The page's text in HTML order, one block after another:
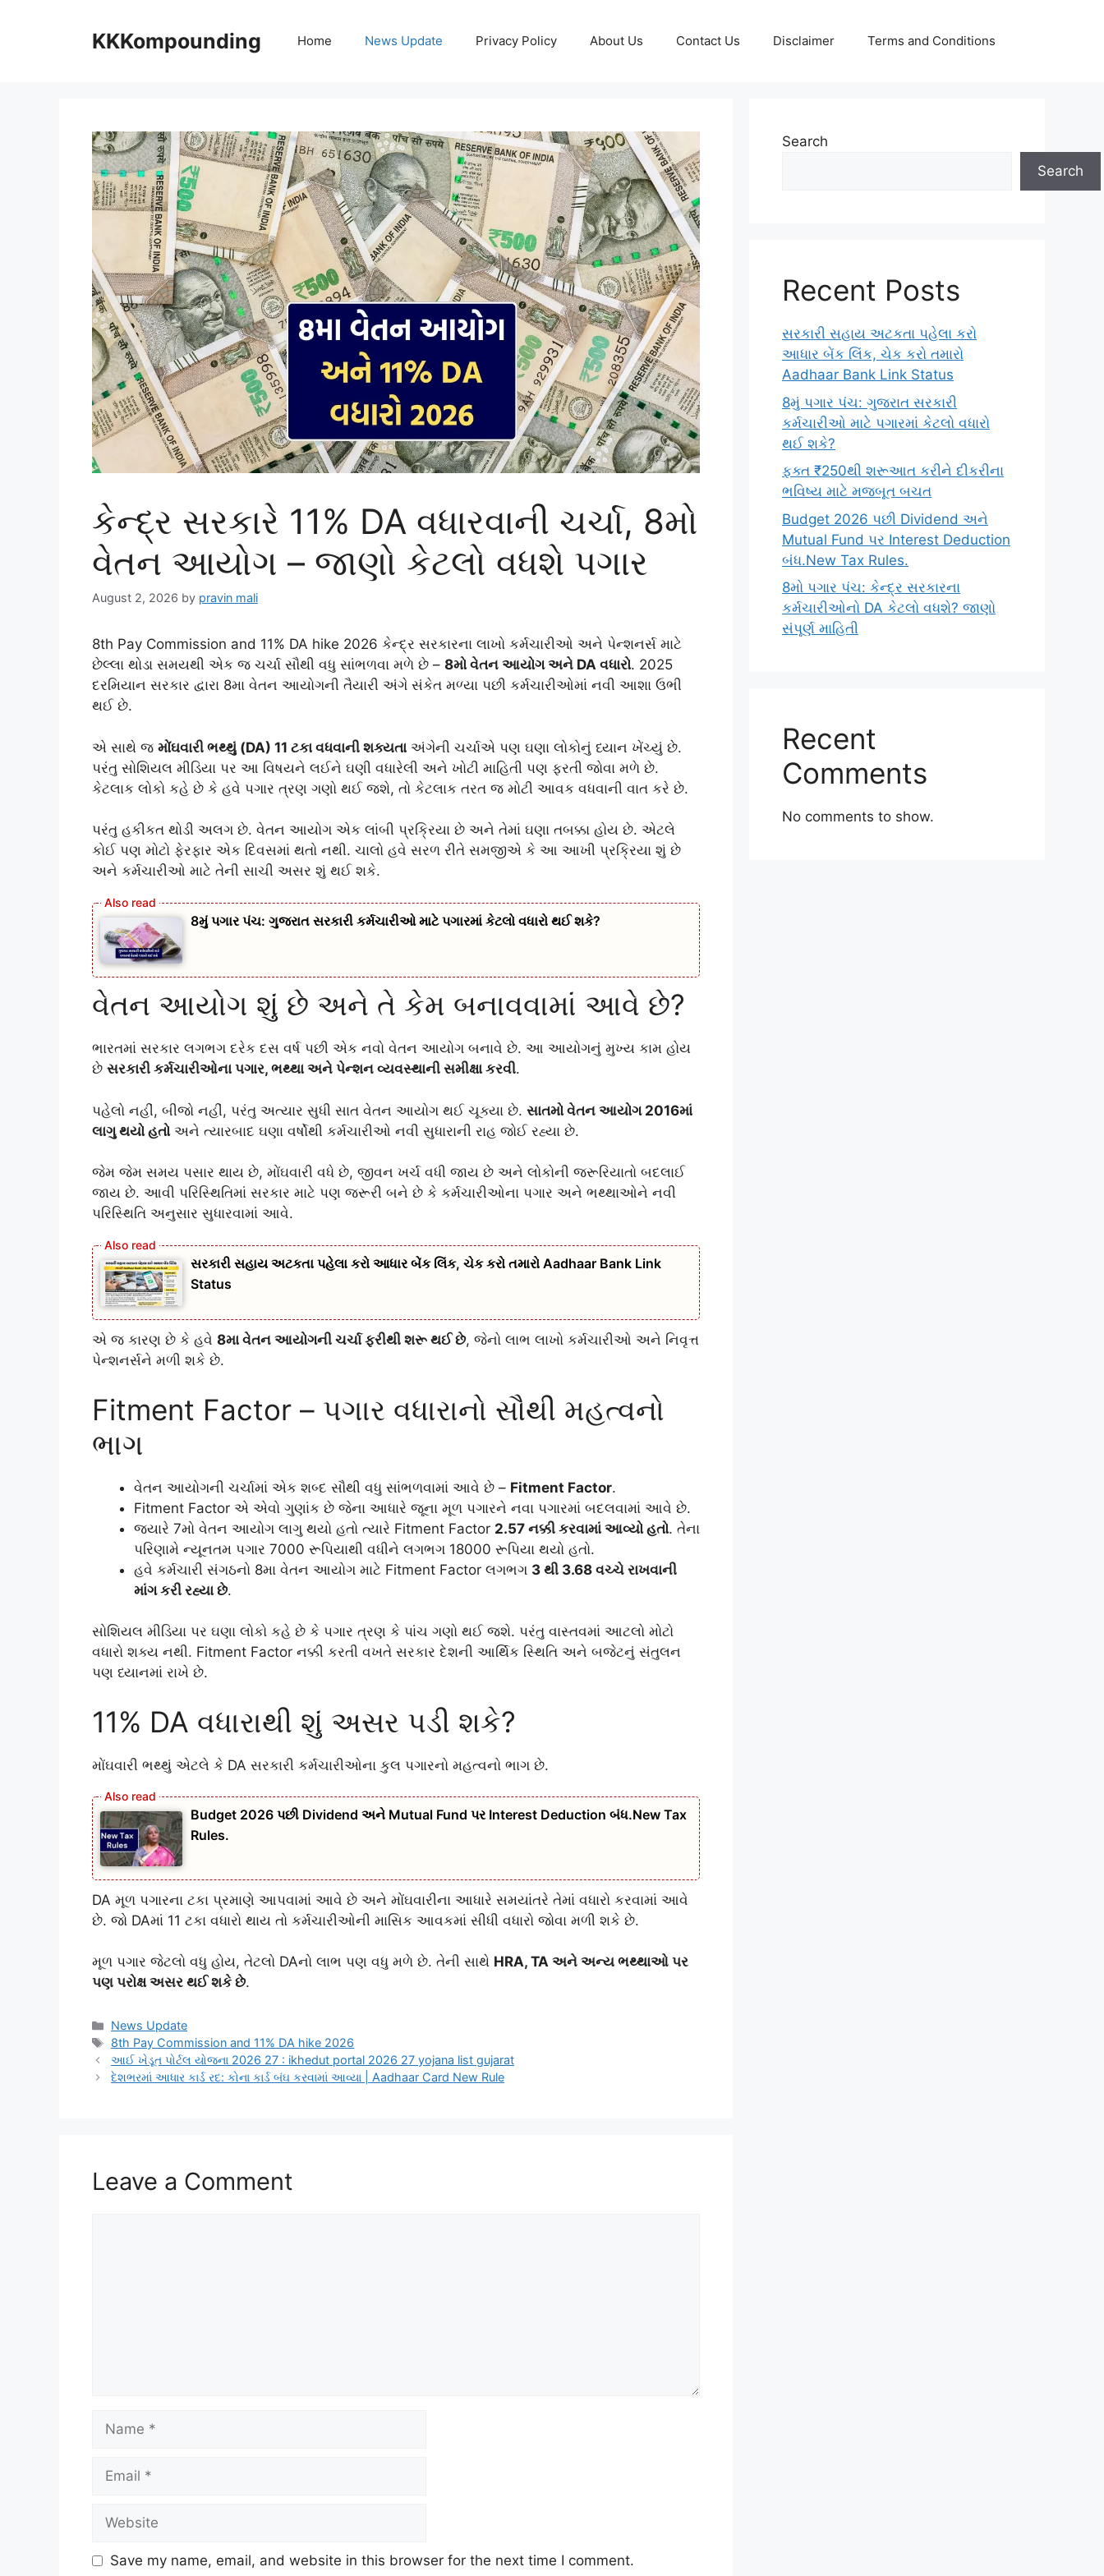
KKKompounding Home News Update Privacy Policy About Us Contact Us Disclaimer Terms and Conditions
કેન્દ્ર સરકારે 11% DA વધારવાની ચર્ચા, 8મો
વેતન આયોગ – જાણો કેટલો વધશે પગાર
August 2, 2026 by pravin mali
8th Pay Commission and 11% DA hike 2026 કેન્દ્ર સરકારના લાખો કર્મચારીઓ અને પેન્શનર્સ માટે
છેલ્લા થોડા સમયથી એક જ ચર્ચા સૌથી વધુ સાંભળવા મળે છે – 8મો વેતન આયોગ અને DA વધારો. 2025
દરમિયાન સરકાર દ્વારા 8મા વેતન આયોગની તૈયારી અંગે સંકેત મળ્યા પછી કર્મચારીઓમાં નવી આશા ઉભી
થઈ છે.
એ સાથે જ મોંઘવારી ભથ્થું (DA) 11 ટકા વધવાની શક્યતાઅંગેની ચર્ચાએ પણ ઘણા લોકોનું ધ્યાન ખેંચ્યું છે.
પરંતુ સોશિયલ મીડિયા પર આ વિષયને લઈને ઘણી વધારેલી અને ખોટી માહિતી પણ ફરતી જોવા મળે છે.
કેટલાક લોકો કહે છે કે હવે પગાર ત્રણ ગણો થઈ જશે, તો કેટલાક તરત જ મોટી આવક વધવાની વાત કરે છે.
પરંતુ હકીકત થોડી અલગ છે. વેતન આયોગ એક લાંબી પ્રક્રિયા છે અને તેમાં ઘણા તબક્કા હોય છે. એટલે
કોઈ પણ મોટો ફેરફાર એક દિવસમાં થતો નથી. ચાલો હવે સરળ રીતે સમજીએ કે આ આખી પ્રક્રિયા શું છે
અને કર્મચારીઓ માટે તેની સાચી અસર શું થઈ શકે.
8મું પગાર પંચ: ગુજરાત સરકારી કર્મચારીઓ માટે પગારમાં કેટલો વધારો થઈ શકે?
વેતન આયોગ શું છે અને તે કેમ બનાવવામાં આવે છે?
ભારતમાં સરકાર લગભગ દરેક દસ વર્ષ પછી એક નવો વેતન આયોગ બનાવે છે. આ આયોગનું મુખ્ય કામ હોય
છે સરકારી કર્મચારીઓના પગાર, ભથ્થા અને પેન્શન વ્યવસ્થાની સમીક્ષા કરવી.
પહેલો નહીં, બીજો નહીં, પરંતુ અત્યાર સુધી સાત વેતન આયોગ થઈ ચૂક્યા છે. સાતમો વેતન આયોગ 2016માં
લાગુ થયો હતોઅને ત્યારબાદ ઘણા વર્ષોથી કર્મચારીઓ નવી સુધારાની રાહ જોઈ રહ્યા છે.
જેમ જેમ સમય પસાર થાય છે, મોંઘવારી વધે છે, જીવન ખર્ચ વધી જાય છે અને લોકોની જરૂરિયાતો બદલાઈ
જાય છે. આવી પરિસ્થિતિમાં સરકાર માટે પણ જરૂરી બને છે કે કર્મચારીઓના પગાર અને ભથ્થાઓને નવી
પરિસ્થિતિ અનુસાર સુધારવામાં આવે.
સરકારી સહાય અટકતા પહેલા કરો આધાર બેંક લિંક, ચેક કરો તમારો Aadhaar Bank Link
Status
એ જ કારણ છે કે હવે 8મા વેતન આયોગની ચર્ચા ફરીથી શરૂ થઈ છે, જેનો લાભ લાખો કર્મચારીઓ અને નિવૃત્ત
પેન્શનર્સને મળી શકે છે.
Fitment Factor – પગાર વધારાનો સૌથી મહત્વનો
ભાગ
વેતન આયોગની ચર્ચામાં એક શબ્દ સૌથી વધુ સાંભળવામાં આવે છે – Fitment Factor.
Fitment Factor એ એવો ગુણાંક છે જેના આધારે જૂના મૂળ પગારને નવા પગારમાં બદલવામાં આવે છે.
જ્યારે 7મો વેતન આયોગ લાગુ થયો હતો ત્યારે Fitment Factor 2.57 નક્કી કરવામાં આવ્યો હતો. તેના
પરિણામે ન્યૂનતમ પગાર 7000 રૂપિયાથી વધીને લગભગ 18000 રૂપિયા થયો હતો.
હવે કર્મચારી સંગઠનો 8મા વેતન આયોગ માટે Fitment Factor લગભગ 3 થી 3.68 વચ્ચે રાખવાની
માંગ કરી રહ્યા છે.
સોશિયલ મીડિયા પર ઘણા લોકો કહે છે કે પગાર ત્રણ કે પાંચ ગણો થઈ જશે. પરંતુ વાસ્તવમાં આટલો મોટો
વધારો શક્ય નથી. Fitment Factor નક્કી કરતી વખતે સરકાર દેશની આર્થિક સ્થિતિ અને બજેટનું સંતુલન
પણ ધ્યાનમાં રાખે છે.
11% DA વધારાથી શું અસર પડી શકે?
મોંઘવારી ભથ્થું એટલે કે DA સરકારી કર્મચારીઓના કુલ પગારનો મહત્વનો ભાગ છે.
Budget 2026 પછી Dividend અને Mutual Fund પર Interest Deduction બંધ.New Tax
Rules.
DA મૂળ પગારના ટકા પ્રમાણે આપવામાં આવે છે અને મોંઘવારીના આધારે સમયાંતરે તેમાં વધારો કરવામાં આવે
છે. જો DAમાં 11 ટકા વધારો થાય તો કર્મચારીઓની માસિક આવકમાં સીધી વધારો જોવા મળી શકે છે.
મૂળ પગાર જેટલો વધુ હોય, તેટલો DAનો લાભ પણ વધુ મળે છે. તેની સાથે HRA, TA અને અન્ય ભથ્થાઓ પર
પણ પરોક્ષ અસર થઈ શકે છે.
Categories
News Update
Tags
8th Pay Commission and 11% DA hike 2026
આઈ ખેડૂત પોર્ટલ યોજના 2026 27 : ikhedut portal 2026 27 yojana list gujarat
દેશભરમાં આધાર કાર્ડ રદ: કોના કાર્ડ બંઘ કરવામાં આવ્યા | Aadhaar Card New Rule
Leave a Comment
Name
Email
Website
Save my name, email, and website in this browser for the next time I comment.
Search
Search
Recent Posts
સરકારી સહાય અટકતા પહેલા કરો
આધાર બેંક લિંક, ચેક કરો તમારો
Aadhaar Bank Link Status
8મું પગાર પંચ: ગુજરાત સરકારી
કર્મચારીઓ માટે પગારમાં કેટલો વધારો
થઈ શકે?
ફક્ત ₹250થી શરૂઆત કરીને દીકરીના
ભવિષ્ય માટે મજબૂત બચત
Budget 2026 પછી Dividend અને
Mutual Fund પર Interest Deduction
બંધ.New Tax Rules.
8મો પગાર પંચ: કેન્દ્ર સરકારના
કર્મચારીઓનો DA કેટલો વધશે? જાણો
સંપૂર્ણ માહિતી
Recent
Comments
No comments to show.